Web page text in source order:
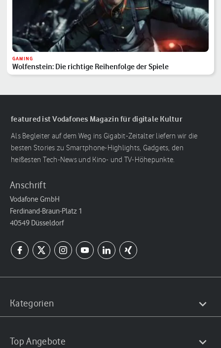
GAMING
Wolfenstein: Die richtige Reihenfolge der Spiele
featured ist Vodafones Magazin für digitale Kultur
Als Begleiter auf dem Weg ins Gigabit-Zeitalter liefern wir die
besten Stories zu Smartphone-Highlights, Gadgets, den
heißesten Tech-News und Kino- und TV-Höhepunkte.
Anschrift
Vodafone GmbH
Ferdinand-Braun-Platz 1
40549 Düsseldorf
Kategorien
Top Angebote